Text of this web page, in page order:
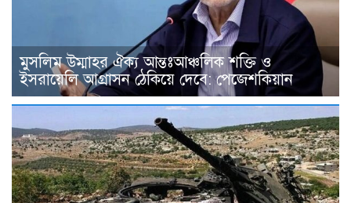
মুসলিম উম্মাহর ঐক্য আন্তঃআঞ্চলিক শক্তি ও
ইসরায়েলি আগ্রাসন ঠেকিয়ে দেবে: পেজেশকিয়ান